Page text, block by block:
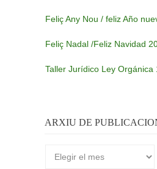
Feliç Any Nou / feliz Año
Feliç Nadal /Feliz Navidad
Taller Jurídico Ley Orgánica
ARXIU DE